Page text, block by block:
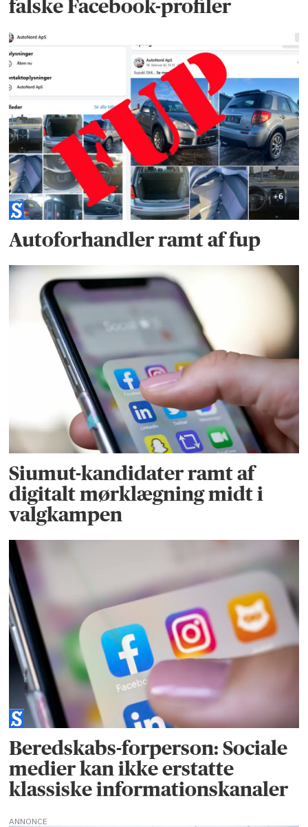
falske Facebook-profiler
Autoforhandler ramt af fup
Siumut-kandidater ramt af
digitalt mørklægning midt i
valgkampen
Beredskabs-forperson: Sociale
medier kan ikke erstatte
klassiske informationskanaler
ANNONCE